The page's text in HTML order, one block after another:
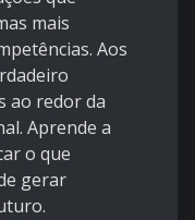
mais
Aos
ao redor da
Aprende a
o que
gerar